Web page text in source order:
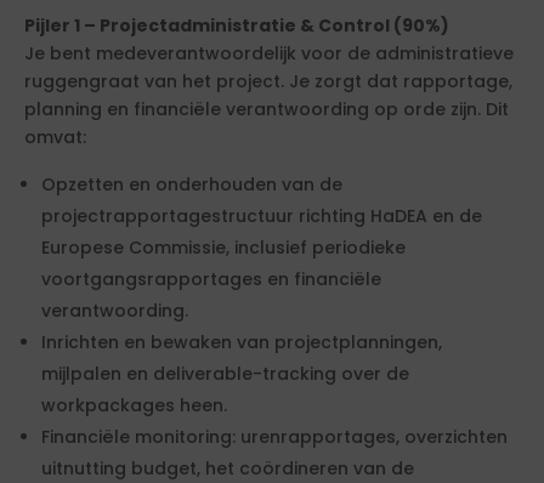
Pijler 1 – Projectadministratie & Control (90%)
Je bent medeverantwoordelijk voor de administratieve
ruggengraat van het project. Je zorgt dat rapportage,
planning en financiële verantwoording op orde zijn. Dit
omvat:
Opzetten en onderhouden van de
projectrapportagestructuur richting HaDEA en de
Europese Commissie, inclusief periodieke
voortgangsrapportages en financiële
verantwoording.
Inrichten en bewaken van projectplanningen,
mijlpalen en deliverable-tracking over de
workpackages heen.
Financiële monitoring: urenrapportages, overzichten
uitnutting budget, het coördineren van de